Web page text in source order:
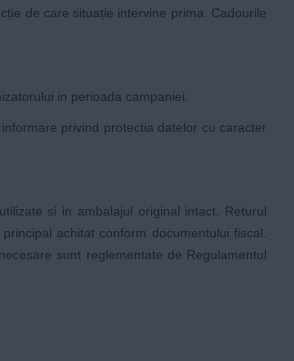
de care situație intervine prima. Cadourile
in perioada campaniei.
privind protectia datelor cu caracter
si in ambalajul original intact. Returul
achitat conform documentului fiscal.
sunt reglementate de Regulamentul